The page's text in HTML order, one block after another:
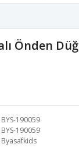
Önden
BYS-190059
BYS-190059
Byasafkids